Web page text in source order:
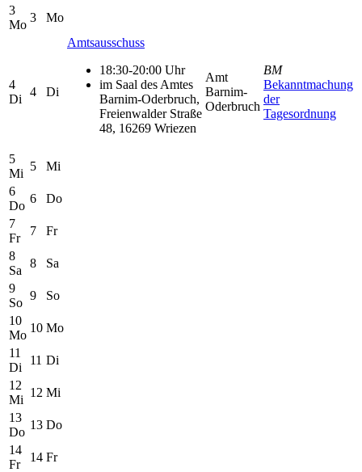
3
Mo
3 Mo
4
Di
4 Di
Amtsausschuss
18:30-20:00 Uhr
im Saal des Amtes
Barnim-Oderbruch,
Freienwalder Straße
48, 16269 Wriezen
Amt
Barnim-
Oderbruch
BM
Bekanntmachung
der
Tagesordnung
5
Mi
5
Mi
6
Do
6
Do
7
Fr
7
Fr
8
Sa
8
Sa
9
So
9
So
10
Mo
10 Mo
11
Di
11 Di
12
Mi
12 Mi
13
Do
13 Do
14
Fr
14 Fr